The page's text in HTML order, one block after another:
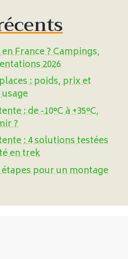
France ? Campings,
2026
: poids, prix et
: de -10°C à +35°C,
?
: 4 solutions testées
en trek
pour un montage